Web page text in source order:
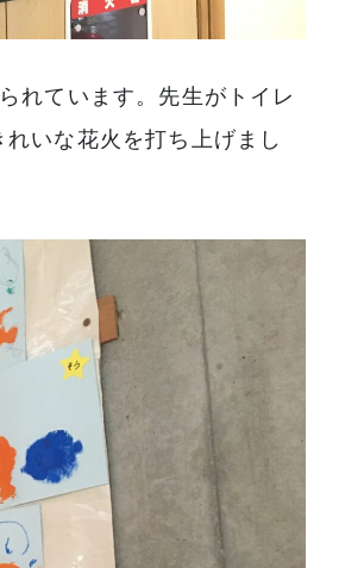
れています。先生がトイレ
いな花火を打ち上げまし